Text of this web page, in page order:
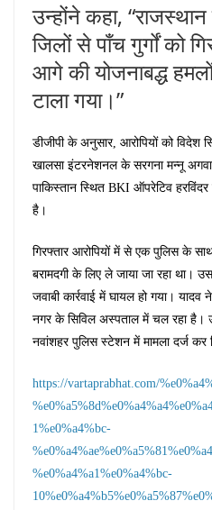
उन्होंने कहा,
जिलों से पाँच गुर्गों को
आगे की योजनाबद्ध
टाला गया।”
डीजीपी के अनुसार, आरोपियों को विदेश
खालसा इंटरनेशनल के सरगना मन्नू
पाकिस्तान स्थित BKI ऑपरेटिव
है।
गिरफ्तार आरोपियों में से एक पुलिस के
बरामदगी के लिए ले जाया जा रहा था।
जवाबी कार्रवाई में घायल हो गया।
नगर के सिविल अस्पताल में चल रहा है।
नवांशहर पुलिस स्टेशन में मामला दर्ज कर
https://vartaprabhat.com/
1%e0%a4%bc-
%e0%a4%a1%e0%a4%bc-